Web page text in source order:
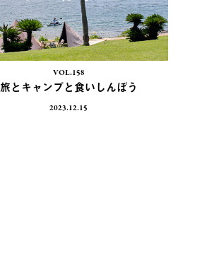
VOL.158
旅とキャンプと食いしんぼう
2023.12.15